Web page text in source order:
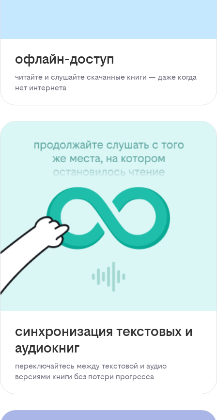
офлайн-доступ
читайте и слушайте скачанные книги — даже когда
нет интернета
синхронизация текстовых и
аудиокниг
переключайтесь между текстовой и аудио
версиями книги без потери прогресса